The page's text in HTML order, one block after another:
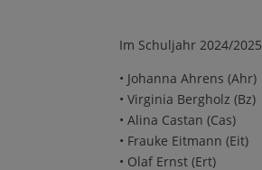
Im Schuljahr 2024/2025
• Johanna Ahrens (Ahr)
• Virginia Bergholz (Bz)
• Alina Castan (Cas)
• Frauke Eitmann (Eit)
• Olaf Ernst (Ert)